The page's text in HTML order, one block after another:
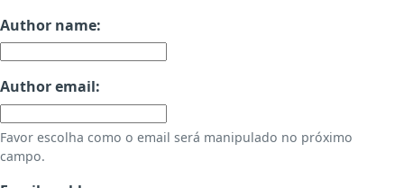
Author name:
Author email:
Favor escolha como o email será manipulado no próximo
campo.